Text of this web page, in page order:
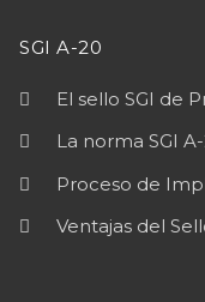
SGI A-20
El sello SGI de
La norma SGI
Proceso de
Ventajas del